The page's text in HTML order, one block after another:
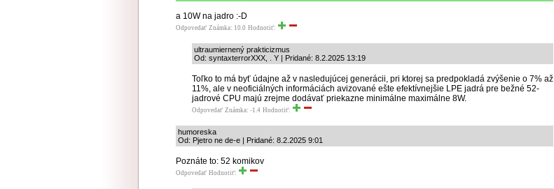
a 10W na jadro :-D
Odpovedať Známka: 10.0 Hodnotiť:
ultraumiernený prakticizmus
Od: syntaxterrorXXX, . Y | Pridané: 8.2.2025 13:19
Toľko to má byť údajne až v nasledujúcej generácii, pri ktorej sa predpokladá zvýšenie o 7% až
11%, ale v neoficiálných informáciách avizované ešte efektívnejšie LPE jadrá pre bežné 52-
jadrové CPU majú zrejme dodávať priekazne minimálne maximálne 8W.
Odpovedať Známka: -1.4 Hodnotiť:
humoreska
Od: Pjetro ne de-e | Pridané: 8.2.2025 9:01
Poznáte to: 52 komikov
Odpovedať Hodnotiť: